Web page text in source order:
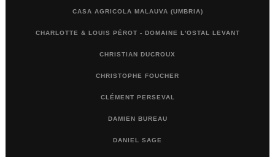
CASA AGRICOLA MALAUVA (UMBRIA)
CHARLOTTE & LOUIS PÉROT - DOMAINE L'OSTAL LEVANT
CHRISTIAN DUCROUX
CHRISTOPHE FOUCHER
CLÉMENT PERSEVAL
DAMIEN BUREAU
DANIEL SAGE